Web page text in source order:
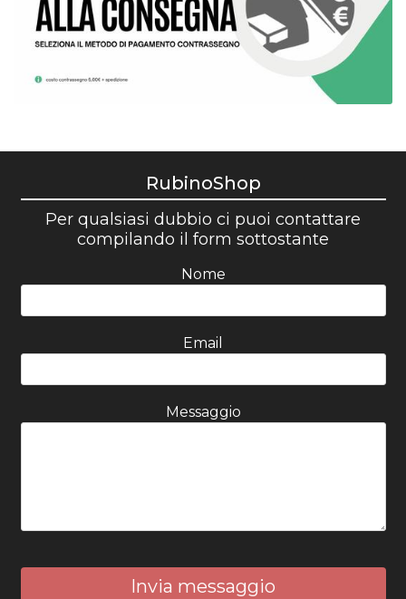
RubinoShop
Per qualsiasi dubbio ci puoi contattare
compilando il form sottostante
Nome
Email
Messaggio
Invia messaggio